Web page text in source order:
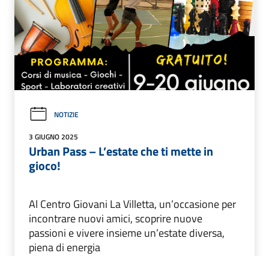
NOTIZIE
3 GIUGNO 2025
Urban Pass – L’estate che ti mette in
gioco!
Al Centro Giovani La Villetta, un’occasione per
incontrare nuovi amici, scoprire nuove
passioni e vivere insieme un’estate diversa,
piena di energia